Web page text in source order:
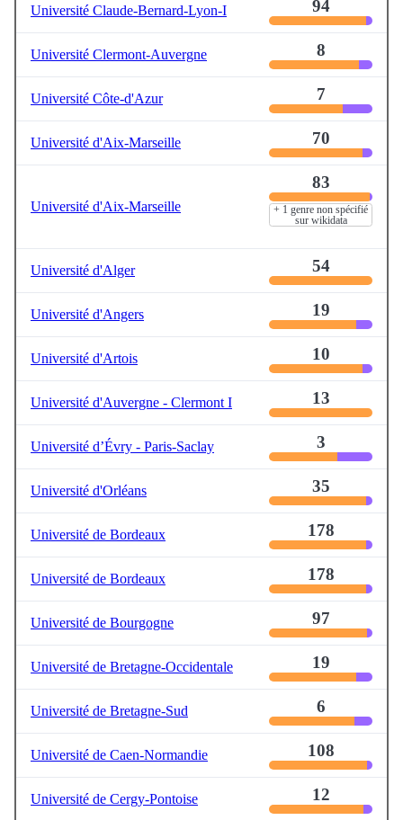
Université Claude-Bernard-Lyon-I 94
Université Clermont-Auvergne 8
Université Côte-d'Azur 7
Université d'Aix-Marseille 70
Université d'Aix-Marseille
83
+ 1 genre non spécifié
sur wikidata
Université d'Alger 54
Université d'Angers 19
Université d'Artois 10
Université d'Auvergne - Clermont I 13
Université d’Évry - Paris-Saclay 3
Université d'Orléans 35
Université de Bordeaux 178
Université de Bordeaux 178
Université de Bourgogne 97
Université de Bretagne-Occidentale 19
Université de Bretagne-Sud 6
Université de Caen-Normandie 108
Université de Cergy-Pontoise 12